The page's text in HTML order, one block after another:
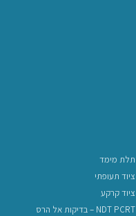
תלת מימד
ציוד תעופתי
ציוד קרקע
NDT PCRT – בדיקות אל הרס